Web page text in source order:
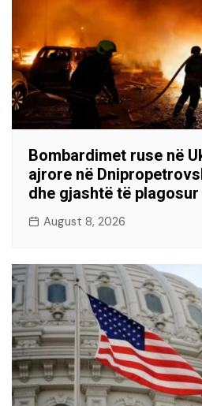
Bombardimet ruse në
ajrore në
dhe gjashtë të plagosur
August 8, 2026